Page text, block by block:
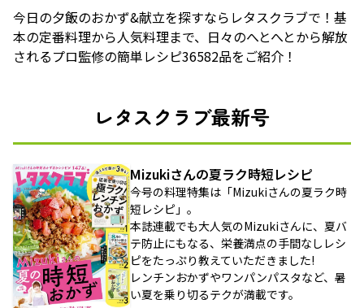
今日の夕飯のおかず&献立を探すならレタスクラブで！基
本の定番料理から人気料理まで、日々のへとへとから解放
されるプロ監修の簡単レシピ36582品をご紹介！
レタスクラブ最新号
Mizukiさんの夏ラク時短レシピ
今号の料理特集は「Mizukiさんの夏ラク時
短レシピ」。
本誌連載でも大人気のMizukiさんに、夏バ
テ防止にもなる、栄養満点の手間なしレシ
ピをたっぷり教えていただきました!
レンチンおかずやワンパンパスタなど、暑
い夏を乗り切るテクが満載です。